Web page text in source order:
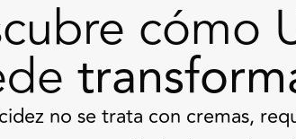
cómo
no se trata con cremas,